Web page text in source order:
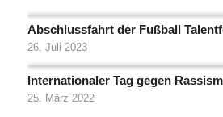
Abschlussfahrt der Fußball
26. Juli 2023
Internationaler Tag gegen
25. März 2022